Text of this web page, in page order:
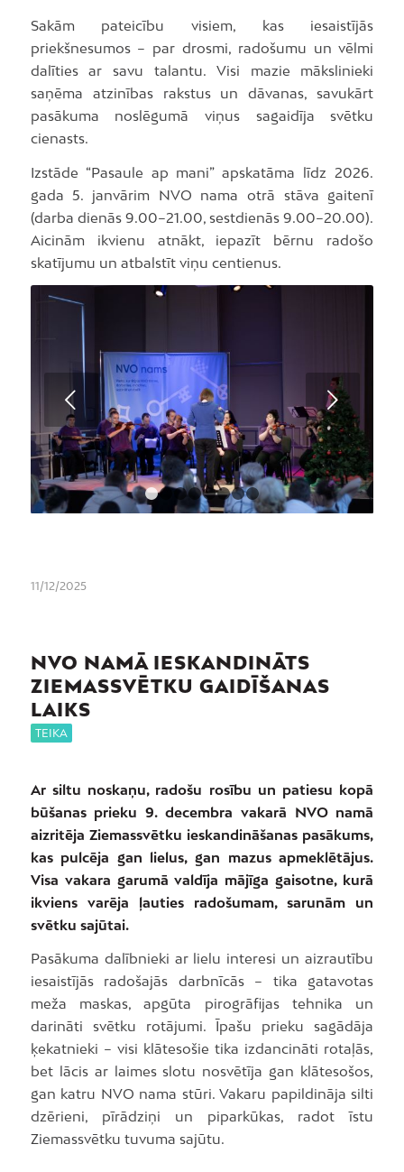
Sakām pateicību visiem, kas iesaistījās
priekšnesumos – par drosmi, radošumu un vēlmi
dalīties ar savu talantu. Visi mazie mākslinieki
saņēma atzinības rakstus un dāvanas, savukārt
pasākuma noslēgumā viņus sagaidīja svētku
cienasts.
Izstāde “Pasaule ap mani” apskatāma līdz 2026.
gada 5. janvārim NVO nama otrā stāva gaitenī
(darba dienās 9.00–21.00, sestdienās 9.00–20.00).
Aicinām ikvienu atnākt, iepazīt bērnu radošo
skatījumu un atbalstīt viņu centienus.
Next
1 2 3 4 5 6 7 8
11/12/2025
NVO NAMĀ IESKANDINĀTS
ZIEMASSVĒTKU GAIDĪŠANAS
LAIKS
TEIKA
Ar siltu noskaņu, radošu rosību un patiesu kopā
būšanas prieku 9. decembra vakarā NVO namā
aizritēja Ziemassvētku ieskandināšanas pasākums,
kas pulcēja gan lielus, gan mazus apmeklētājus.
Visa vakara garumā valdīja mājīga gaisotne, kurā
ikviens varēja ļauties radošumam, sarunām un
svētku sajūtai.
Pasākuma dalībnieki ar lielu interesi un aizrautību
iesaistījās radošajās darbnīcās – tika gatavotas
meža maskas, apgūta pirogrāfijas tehnika un
darināti svētku rotājumi. Īpašu prieku sagādāja
ķekatnieki – visi klātesošie tika izdancināti rotaļās,
bet lācis ar laimes slotu nosvētīja gan klātesošos,
gan katru NVO nama stūri. Vakaru papildināja silti
dzērieni, pīrādziņi un piparkūkas, radot īstu
Ziemassvētku tuvuma sajūtu.